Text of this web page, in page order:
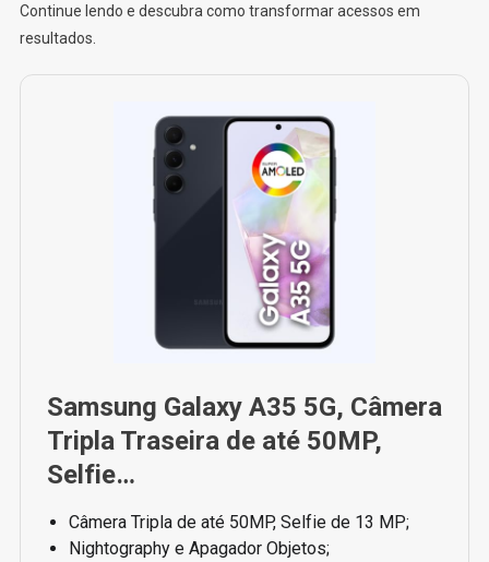
Continue lendo e descubra como transformar acessos em
resultados.
Samsung Galaxy A35 5G, Câmera
Tripla Traseira de até 50MP,
Selfie…
Câmera Tripla de até 50MP, Selfie de 13 MP;
Nightography e Apagador Objetos;